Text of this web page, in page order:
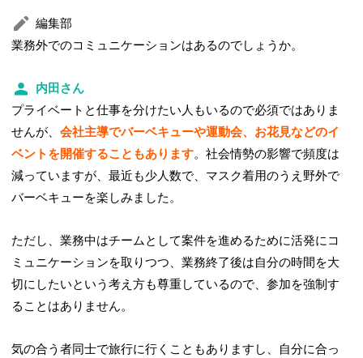
編集部
業務外でのコミュニケーションはあるのでしょうか。
内田さん
プライベートと仕事を分けたい人もいるので必須ではありま
せんが、会社主導でバーベキューや運動会、お花見などのイ
ベントを開催することもあります。社会情勢の影響で頻度は
減っていますが、最近も少人数で、マスク着用のうえ野外で
バーベキューを楽しみました。
ただし、業務中はチームとして案件を進めるために活発にコ
ミュニケーションを取りつつ、業務終了後は自分の時間を大
切にしたいという考え方も尊重しているので、参加を強制す
ることはありません。
気の合う者同士で旅行に行くこともありますし、自分に合っ